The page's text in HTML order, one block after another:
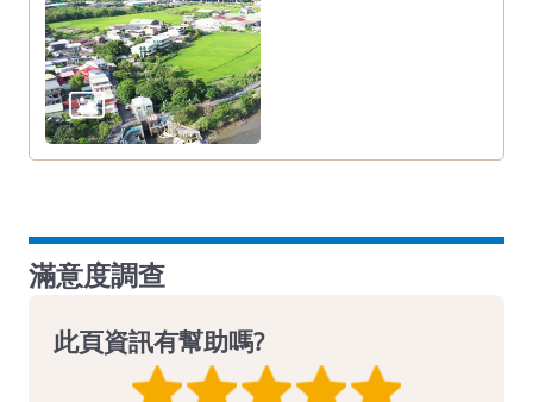
滿意度調查
此頁資訊有幫助嗎?